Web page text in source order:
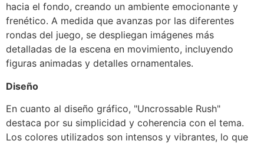
hacia el fondo, creando un ambiente emocionante y
frenético. A medida que avanzas por las diferentes
rondas del juego, se despliegan imágenes más
detalladas de la escena en movimiento, incluyendo
figuras animadas y detalles ornamentales.
Diseño
En cuanto al diseño gráfico, "Uncrossable Rush"
destaca por su simplicidad y coherencia con el tema.
Los colores utilizados son intensos y vibrantes, lo que